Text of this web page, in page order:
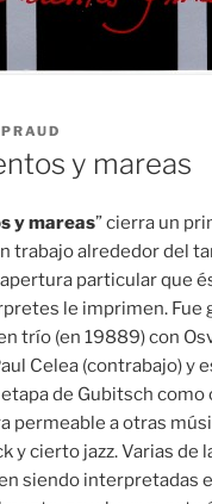
y mareas
y mareas” cierra un
trabajo alrededor del
particular que
le imprimen. Fue
trío (en 19889) con
Celea (contrabajo) y
de Gubitsch
permeable a otras
y cierto jazz. Varias de
siendo interpretadas